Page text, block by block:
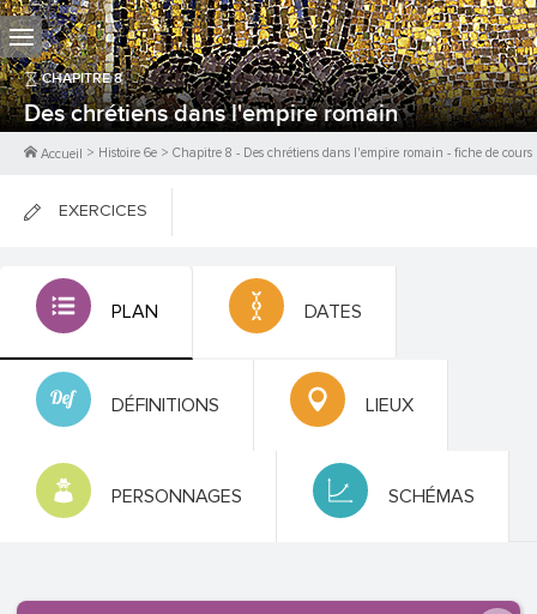
CHAPITRE8
Des chrétiens dans l'empire romain
Accueil > Histoire 6e > Chapitre 8 - Des chrétiens dans l'empire romain - fiche de cours
EXERCICES
FICHES DE COURS
PLAN DATES
DÉFINITIONS LIEUX
PERSONNAGES SCHÉMAS